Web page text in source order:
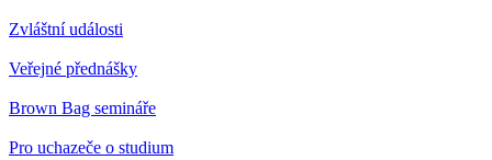
Zvláštní události
Veřejné přednášky
Brown Bag semináře
Pro uchazeče o studium